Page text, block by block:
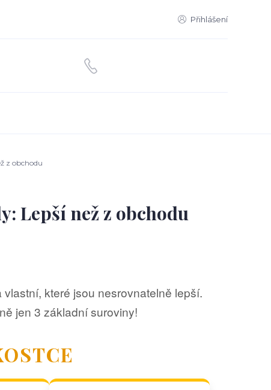
Přihlášení
z obchodu
Lepší než z obchodu
které jsou nesrovnatelně lepší.
jen 3 základní suroviny!